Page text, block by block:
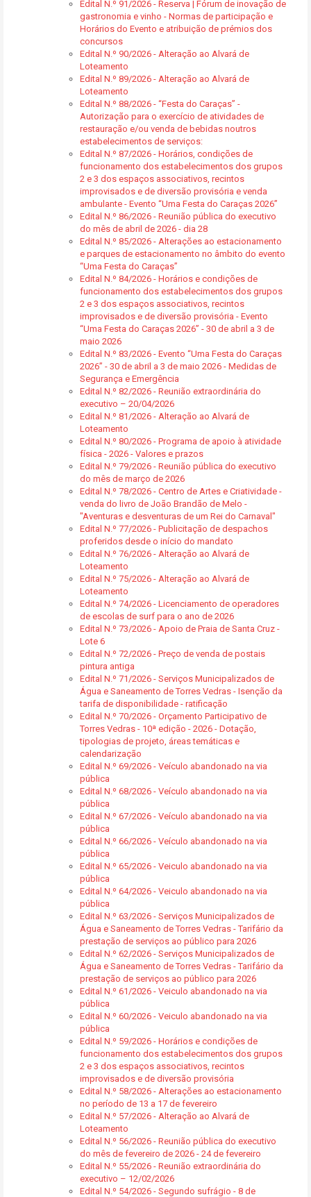
Edital N.º 91/2026 - Reserva | Fórum de inovação de
gastronomia e vinho - Normas de participação e
Horários do Evento e atribuição de prémios dos
concursos
Edital N.º 90/2026 - Alteração ao Alvará de
Loteamento
Edital N.º 89/2026 - Alteração ao Alvará de
Loteamento
Edital N.º 88/2026 - “Festa do Caraças” -
Autorização para o exercício de atividades de
restauração e/ou venda de bebidas noutros
estabelecimentos de serviços:
Edital N.º 87/2026 - Horários, condições de
funcionamento dos estabelecimentos dos grupos
2 e 3 dos espaços associativos, recintos
improvisados e de diversão provisória e venda
ambulante - Evento “Uma Festa do Caraças 2026”
Edital N.º 86/2026 - Reunião pública do executivo
do mês de abril de 2026 - dia 28
Edital N.º 85/2026 - Alterações ao estacionamento
e parques de estacionamento no âmbito do evento
“Uma Festa do Caraças”
Edital N.º 84/2026 - Horários e condições de
funcionamento dos estabelecimentos dos grupos
2 e 3 dos espaços associativos, recintos
improvisados e de diversão provisória - Evento
“Uma Festa do Caraças 2026” - 30 de abril a 3 de
maio 2026
Edital N.º 83/2026 - Evento “Uma Festa do Caraças
2026” - 30 de abril a 3 de maio 2026 - Medidas de
Segurança e Emergência
Edital N.º 82/2026 - Reunião extraordinária do
executivo – 20/04/2026
Edital N.º 81/2026 - Alteração ao Alvará de
Loteamento
Edital N.º 80/2026 - Programa de apoio à atividade
física - 2026 - Valores e prazos
Edital N.º 79/2026 - Reunião pública do executivo
do mês de março de 2026
Edital N.º 78/2026 - Centro de Artes e Criatividade -
venda do livro de João Brandão de Melo -
"Aventuras e desventuras de um Rei do Carnaval"
Edital N.º 77/2026 - Publicitação de despachos
proferidos desde o início do mandato
Edital N.º 76/2026 - Alteração ao Alvará de
Loteamento
Edital N.º 75/2026 - Alteração ao Alvará de
Loteamento
Edital N.º 74/2026 - Licenciamento de operadores
de escolas de surf para o ano de 2026
Edital N.º 73/2026 - Apoio de Praia de Santa Cruz -
Lote 6
Edital N.º 72/2026 - Preço de venda de postais
pintura antiga
Edital N.º 71/2026 - Serviços Municipalizados de
Água e Saneamento de Torres Vedras - Isenção da
tarifa de disponibilidade - ratificação
Edital N.º 70/2026 - Orçamento Participativo de
Torres Vedras - 10ª edição - 2026 - Dotação,
tipologias de projeto, áreas temáticas e
calendarização
Edital N.º 69/2026 - Veículo abandonado na via
pública
Edital N.º 68/2026 - Veículo abandonado na via
pública
Edital N.º 67/2026 - Veículo abandonado na via
pública
Edital N.º 66/2026 - Veículo abandonado na via
pública
Edital N.º 65/2026 - Veiculo abandonado na via
pública
Edital N.º 64/2026 - Veiculo abandonado na via
pública
Edital N.º 63/2026 - Serviços Municipalizados de
Água e Saneamento de Torres Vedras - Tarifário da
prestação de serviços ao público para 2026
Edital N.º 62/2026 - Serviços Municipalizados de
Água e Saneamento de Torres Vedras - Tarifário da
prestação de serviços ao público para 2026
Edital N.º 61/2026 - Veiculo abandonado na via
pública
Edital N.º 60/2026 - Veiculo abandonado na via
pública
Edital N.º 59/2026 - Horários e condições de
funcionamento dos estabelecimentos dos grupos
2 e 3 dos espaços associativos, recintos
improvisados e de diversão provisória
Edital N.º 58/2026 - Alterações ao estacionamento
no período de 13 a 17 de fevereiro
Edital N.º 57/2026 - Alteração ao Alvará de
Loteamento
Edital N.º 56/2026 - Reunião pública do executivo
do mês de fevereiro de 2026 - 24 de fevereiro
Edital N.º 55/2026 - Reunião extraordinária do
executivo – 12/02/2026
Edital N.º 54/2026 - Segundo sufrágio - 8 de